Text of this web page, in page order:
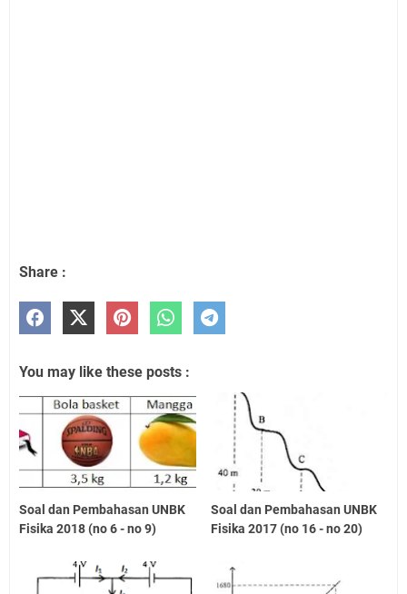
Share :
You may like these posts :
Soal dan Pembahasan UNBK
Fisika 2018 (no 6 - no 9)
Soal dan Pembahasan UNBK
Fisika 2017 (no 16 - no 20)